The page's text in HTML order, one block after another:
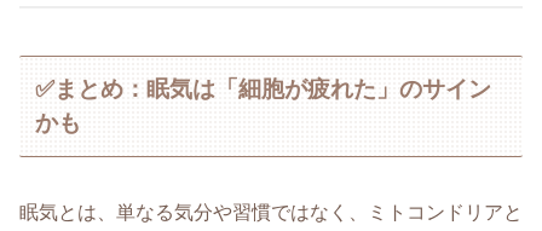
✅まとめ：眠気は「細胞が疲れた」のサイン
かも
眠気とは、単なる気分や習慣ではなく、ミトコンドリアと